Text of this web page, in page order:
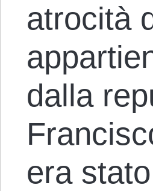
atrocità
dalla
era